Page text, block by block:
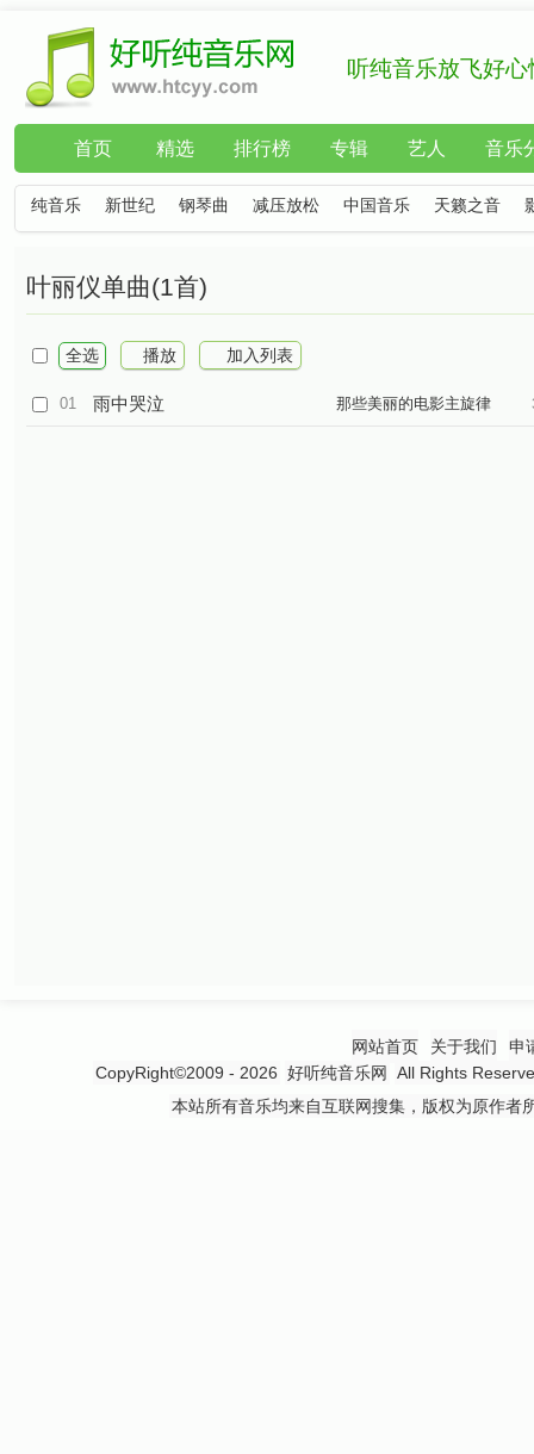
听纯音乐放飞好心
首页 精选 排行榜 专辑 艺人 音乐
纯音乐 新世纪 钢琴曲 减压放松 中国音乐 天籁之音
叶丽仪单曲(1首)
全选 播放 加入列表
01 雨中哭泣 那些美丽的电影主旋律
网站首页 关于我们
申
CopyRight©2009 - 2026 好听纯音乐网
All Rights
本站所有音乐均来自互联网搜集，版权为原作者